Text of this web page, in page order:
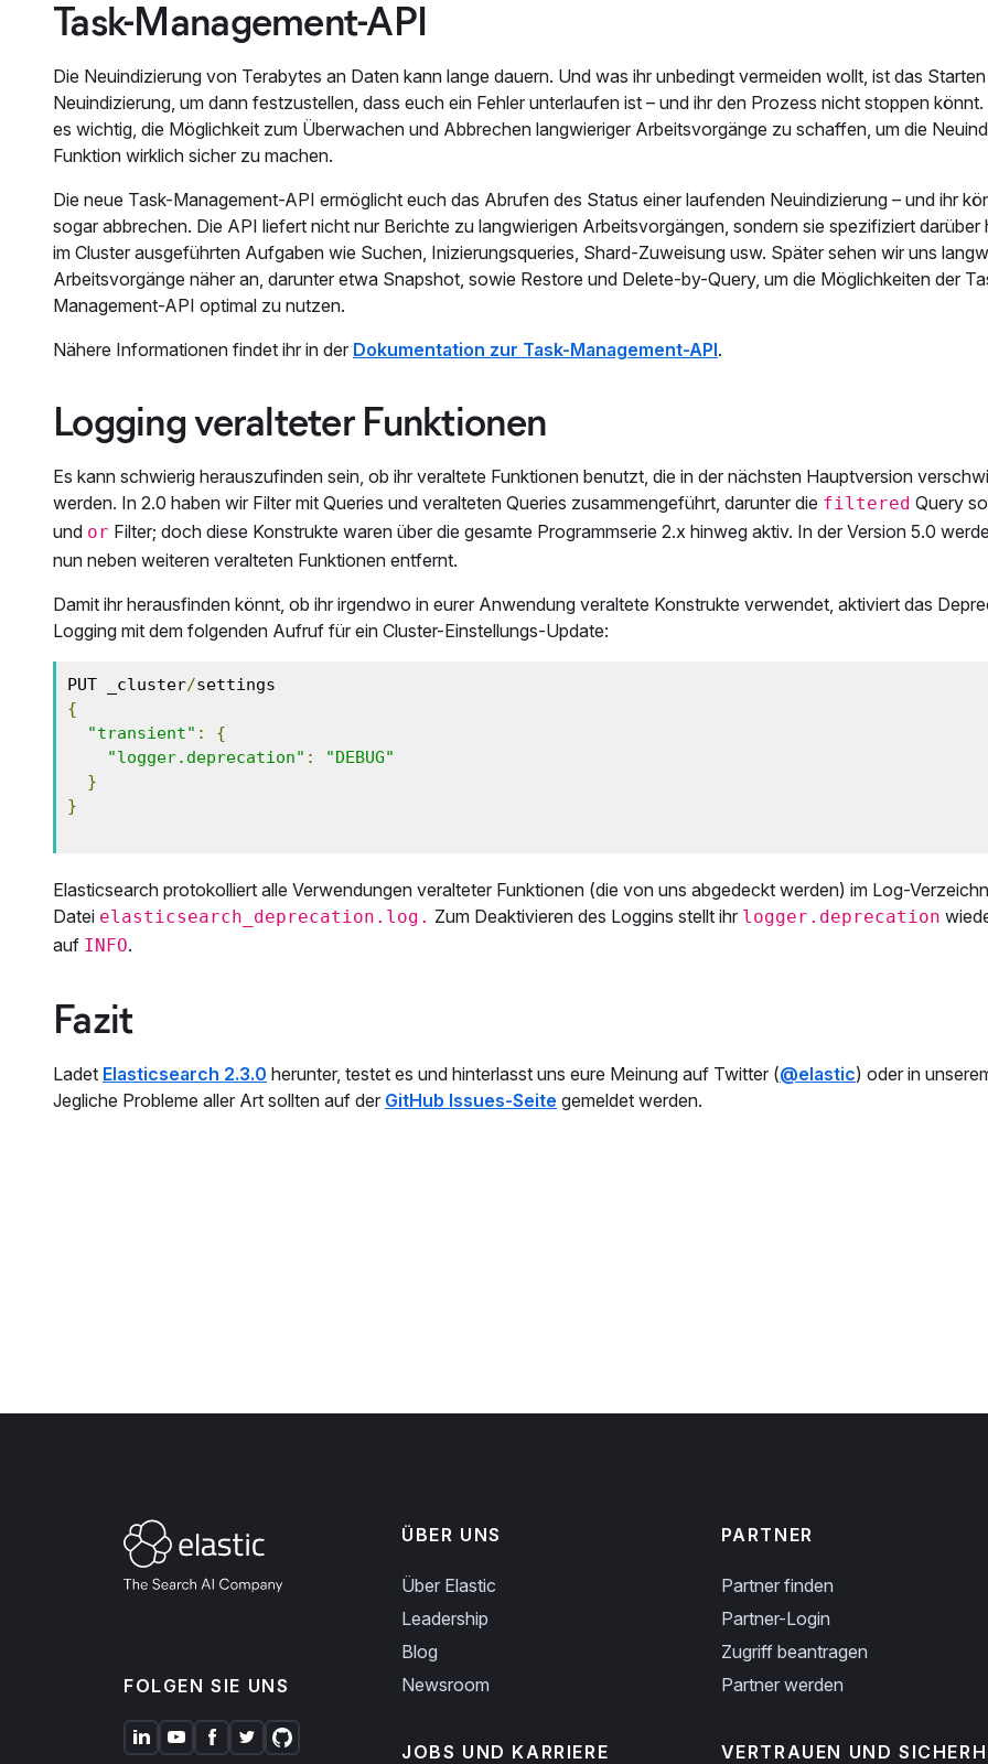
Task-Management-API
Die Neuindizierung von Terabytes an Daten kann lange dauern. Und was ihr unbedingt vermeiden wollt, ist das
Neuindizierung, um dann festzustellen, dass euch ein Fehler unterlaufen ist – und ihr den Prozess nicht stoppen
es wichtig, die Möglichkeit zum Überwachen und Abbrechen langwieriger Arbeitsvorgänge zu schaffen, um die
Funktion wirklich sicher zu machen.
Die neue Task-Management-API ermöglicht euch das Abrufen des Status einer laufenden Neuindizierung – und ihr
sogar abbrechen. Die API liefert nicht nur Berichte zu langwierigen Arbeitsvorgängen, sondern sie spezifiziert darüber
im Cluster ausgeführten Aufgaben wie Suchen, Inizierungsqueries, Shard-Zuweisung usw. Später sehen wir uns
Arbeitsvorgänge näher an, darunter etwa Snapshot, sowie Restore und Delete-by-Query, um die Möglichkeiten der
Management-API optimal zu nutzen.
Nähere Informationen findet ihr in der Dokumentation zur Task-Management-API.
Logging veralteter Funktionen
Es kann schwierig herauszufinden sein, ob ihr veraltete Funktionen benutzt, die in der nächsten Hauptversion
werden. In 2.0 haben wir Filter mit Queries und veralteten Queries zusammengeführt, darunter die filtered Query
und or Filter; doch diese Konstrukte waren über die gesamte Programmserie 2.x hinweg aktiv. In der Version 5.0
nun neben weiteren veralteten Funktionen entfernt.
Damit ihr herausfinden könnt, ob ihr irgendwo in eurer Anwendung veraltete Konstrukte verwendet, aktiviert das
Logging mit dem folgenden Aufruf für ein Cluster-Einstellungs-Update:
PUT _cluster/
{
"transient" :
{
"logger.deprecation" :
"DEBUG"
}
}
Elasticsearch protokolliert alle Verwendungen veralteter Funktionen (die von uns abgedeckt werden) im Log-
Datei elasticsearch_deprecation.log. Zum Deaktivieren des Loggins stellt ihr logger.deprecation
auf INFO.
Fazit
Ladet Elasticsearch 2.3.0 herunter, testet es und hinterlasst uns eure Meinung auf Twitter (@elastic) oder in
Jegliche Probleme aller Art sollten auf der GitHub Issues-Seite gemeldet werden.
FOLGEN SIE UNS
ÜBER UNS
Über Elastic
Leadership
Blog
Newsroom
JOBS UND KARRIERE
PARTNER
Partner finden
Partner-Login
Zugriff beantragen
Partner werden
VERTRAUEN UND